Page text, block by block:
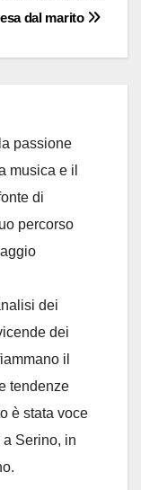
dal marito
passione
musica e il
di
percorso
dei
dei
il
tendenze
è stata voce
Serino, in